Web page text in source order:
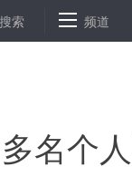
年俄经济稳中有进
搜索 频道
名个